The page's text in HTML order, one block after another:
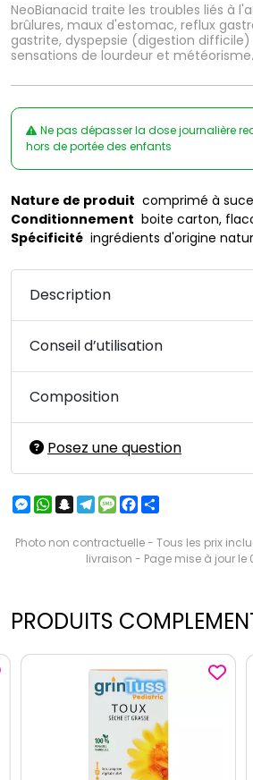
NeoBianacid traite les troubles liés à
brûlures, maux d'estomac, reflux
gastrite, dyspepsie (digestion difficile)
sensations de lourdeur et météorisme.
Ne pas dépasser la dose journalière
hors de portée des enfants
Nature de produit comprimé à
Conditionnement boite carton,
Spécificité ingrédients d'origine
Description
Conseil d’utilisation
Composition
Posez une question
Messenger
WhatsApp
Snapchat
Telegram
MessageFacebook
Photo non contractuelle - Tous les prix
livraison - Page mise à jour le
PRODUITS